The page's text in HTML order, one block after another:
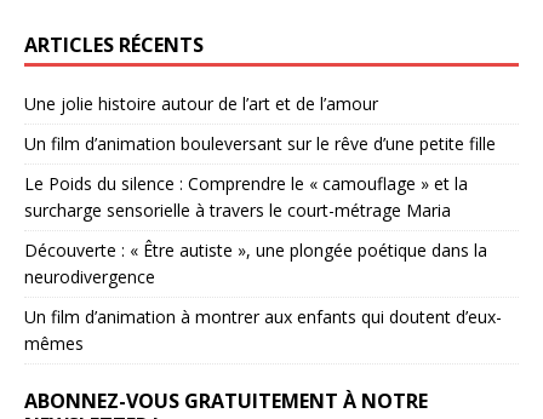
ARTICLES RÉCENTS
Une jolie histoire autour de l’art et de l’amour
Un film d’animation bouleversant sur le rêve d’une petite fille
Le Poids du silence : Comprendre le « camouflage » et la
surcharge sensorielle à travers le court-métrage Maria
Découverte : « Être autiste », une plongée poétique dans la
neurodivergence
Un film d’animation à montrer aux enfants qui doutent d’eux-
mêmes
ABONNEZ-VOUS GRATUITEMENT À NOTRE